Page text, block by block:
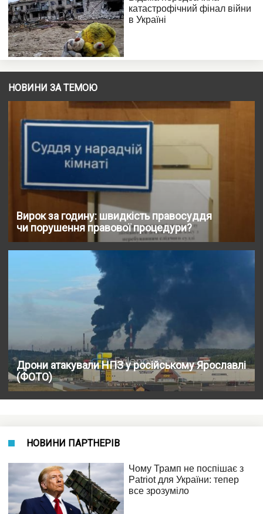
НОВИНИ ЗА ТЕМОЮ
Вирок за годину: швидкість правосуддя
чи порушення правової процедури?
Дрони атакували НПЗ у російському Ярославлі
(ФОТО)
НОВИНИ ПАРТНЕРІВ